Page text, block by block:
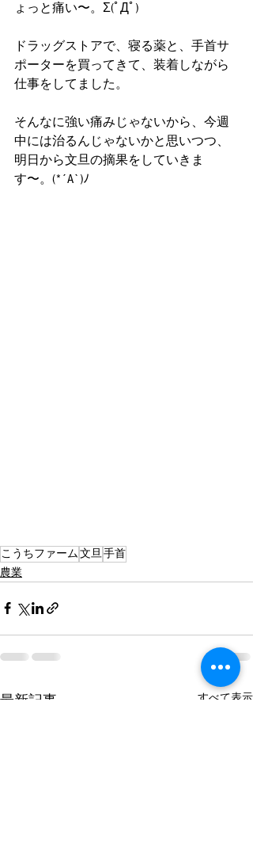
ょっと痛い〜。Σ(ﾟДﾟ)
ドラッグストアで、寝る薬と、手首サ
ポーターを買ってきて、装着しながら
仕事をしてました。
そんなに強い痛みじゃないから、今週
中には治るんじゃないかと思いつつ、
明日から文旦の摘果をしていきま
す〜。(*´A`)ﾉ
こうちファーム文旦手首
農業
最新記事 すべて表示